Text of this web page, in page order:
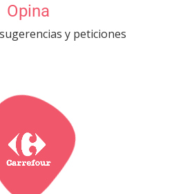
Opina
y peticiones